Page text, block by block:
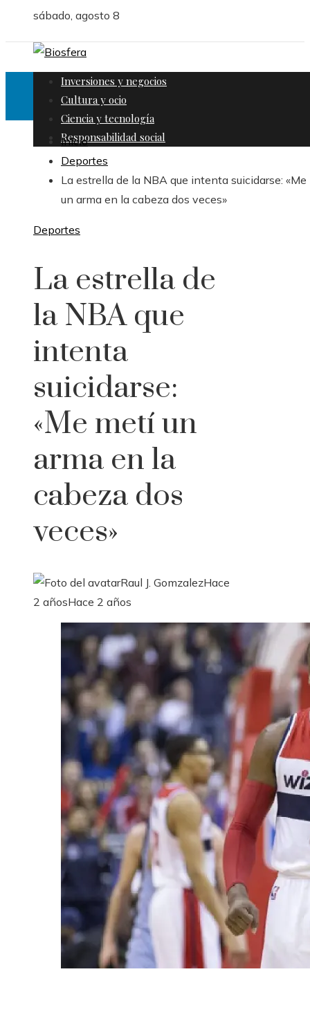
sábado, agosto 8
Inversiones y negocios
Cultura y ocio
Ciencia y tecnología
Responsabilidad social
Inicio
Deportes
La estrella de la NBA que intenta suicidarse:
un arma en la cabeza dos veces»
Deportes
La estrella de
la NBA que
intenta
suicidarse:
«Me metí un
arma en la
cabeza dos
veces»
Raul J. GomzalezHace
2 añosHace 2 años